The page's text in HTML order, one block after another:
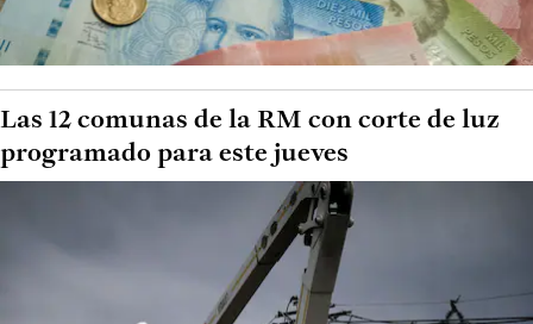
Las 12 comunas de la RM con corte de luz
programado para este jueves